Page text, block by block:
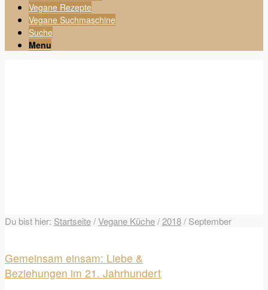
Vegane Rezepte
Vegane Suchmaschine
Suche
Menu
Du bist hier: Startseite/Vegane Küche/2018/ September
Gemeinsam einsam: Liebe &
Beziehungen im 21. Jahrhundert